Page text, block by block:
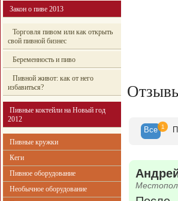
Закон о пиве 2013
Торговля пивом или как открыть
свой пивной бизнес
Беременность и пиво
Пивной живот: как от него
избавиться?
Пивные коктейли на Новый год
2012
Пивные кружки
Кеги
Пивное оборудование
Необычное оборудование
Все 1